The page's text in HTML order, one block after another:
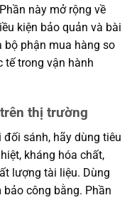
này mở rộng về
kiện bảo quản và bài
bộ phận mua hàng so
tế trong vận hành
thị trường
sánh, hãy dùng tiêu
kháng hóa chất,
lượng tài liệu. Dùng
công bằng. Phần